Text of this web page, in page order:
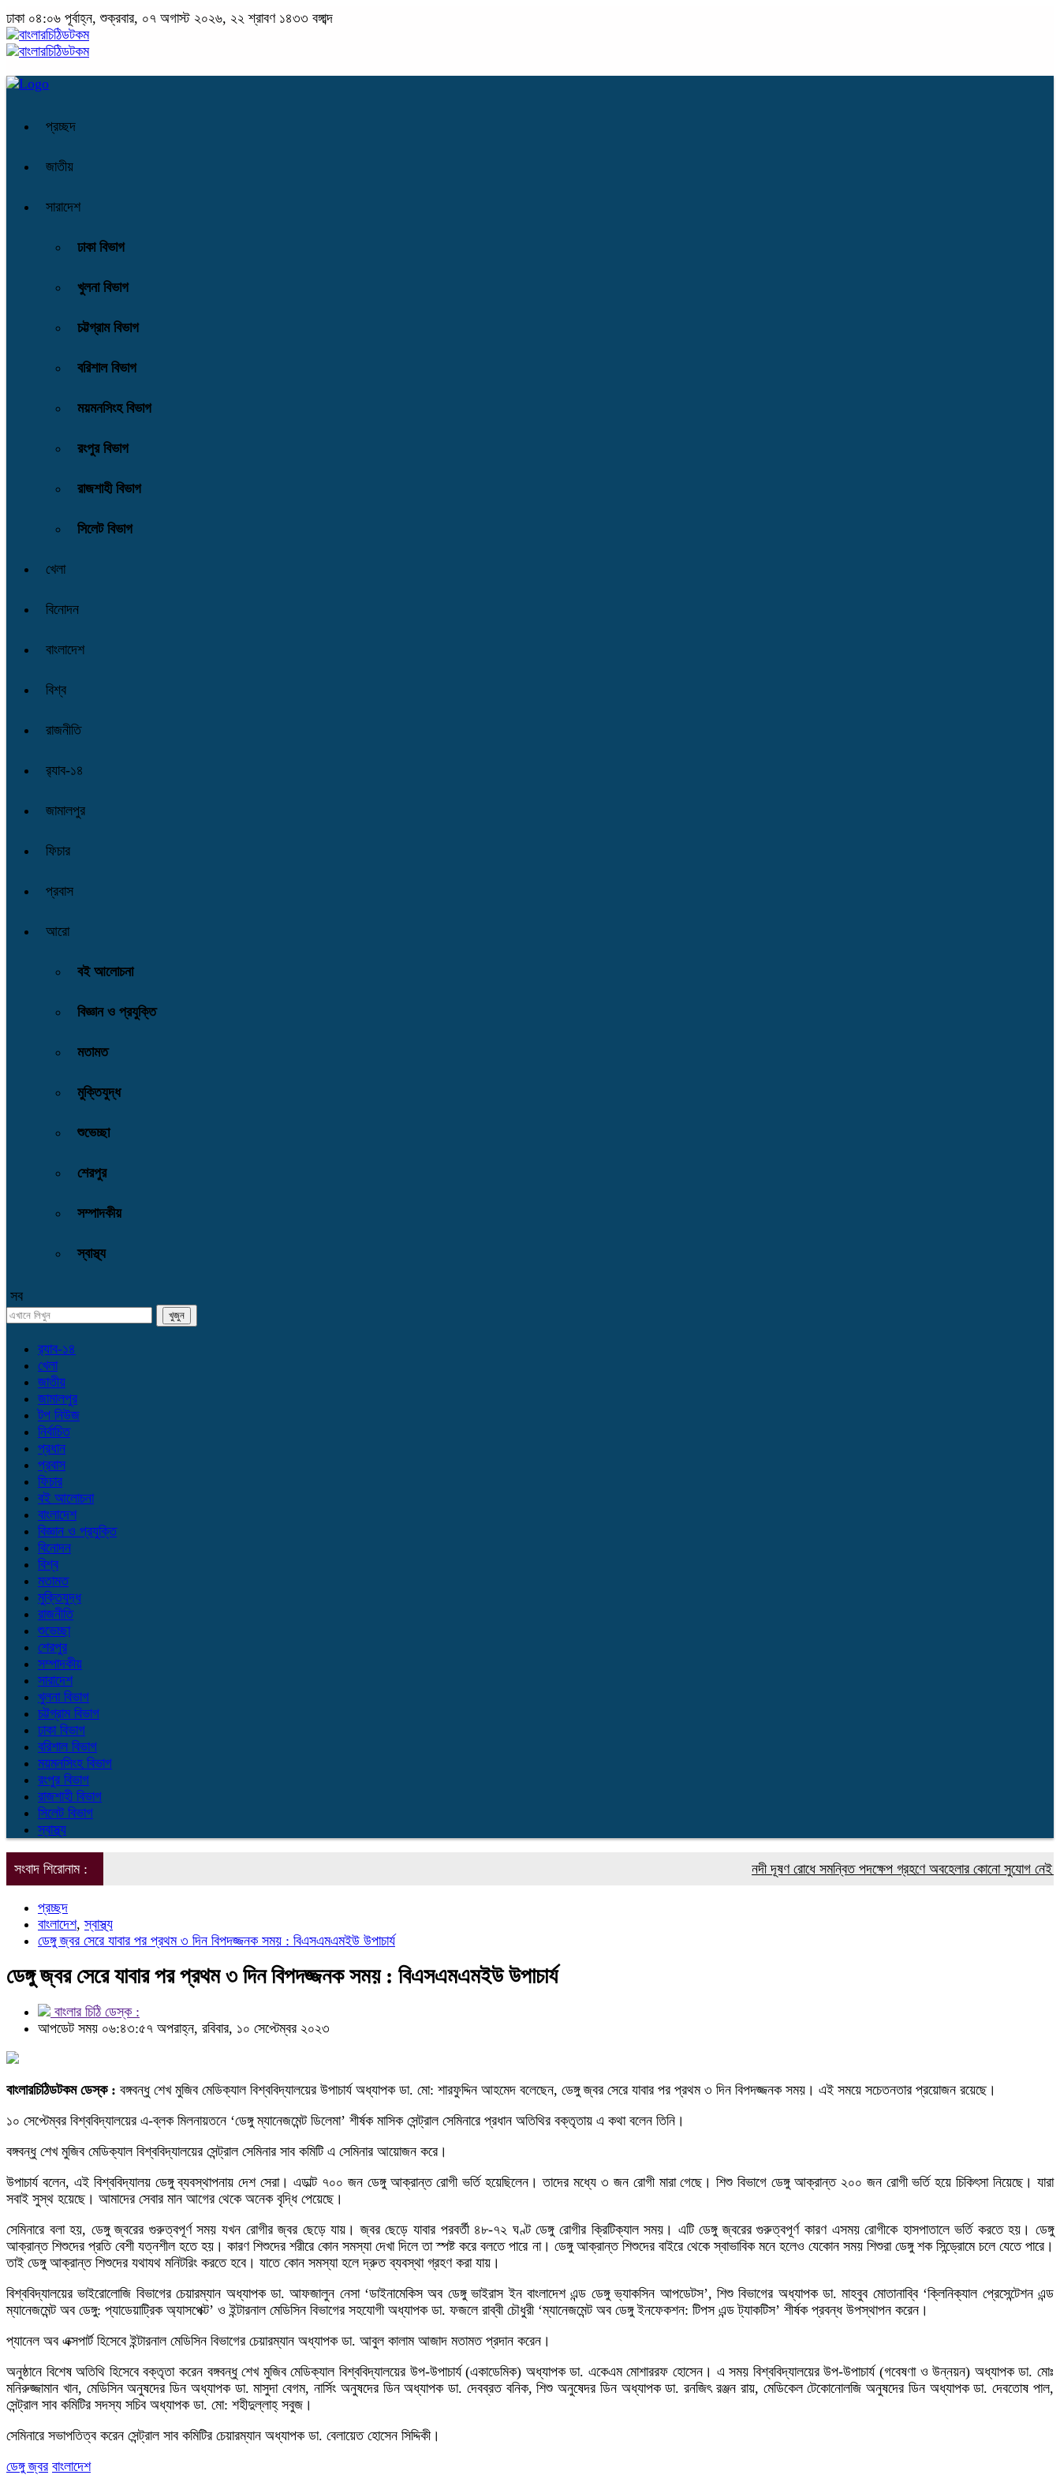
ঢাকা ০৪:০৬ পূর্বাহ্ন, শুক্রবার, ০৭ অগাস্ট ২০২৬, ২২ শ্রাবণ ১৪৩৩ বঙ্গাব্দ
প্রচ্ছদ
জাতীয়
সারাদেশ
ঢাকা বিভাগ
খুলনা বিভাগ
চট্টগ্রাম বিভাগ
বরিশাল বিভাগ
ময়মনসিংহ বিভাগ
রংপুর বিভাগ
রাজশাহী বিভাগ
সিলেট বিভাগ
খেলা
বিনোদন
বাংলাদেশ
বিশ্ব
রাজনীতি
র‌্যাব-১৪
জামালপুর
ফিচার
প্রবাস
আরো
বই আলোচনা
বিজ্ঞান ও প্রযুক্তি
মতামত
মুক্তিযুদ্ধ
শুভেচ্ছা
শেরপুর
সম্পাদকীয়
স্বাস্থ্য
সব
র‌্যাব-১৪
খেলা
জাতীয়
জামালপুর
টপ নিউজ
নির্বাচিত
প্রধান
প্রবাস
ফিচার
বই আলোচনা
বাংলাদেশ
বিজ্ঞান ও প্রযুক্তি
বিনোদন
বিশ্ব
মতামত
মুক্তিযুদ্ধ
রাজনীতি
শুভেচ্ছা
শেরপুর
সম্পাদকীয়
সারাদেশ
খুলনা বিভাগ
চট্টগ্রাম বিভাগ
ঢাকা বিভাগ
বরিশাল বিভাগ
ময়মনসিংহ বিভাগ
রংপুর বিভাগ
রাজশাহী বিভাগ
সিলেট বিভাগ
স্বাস্থ্য
সংবাদ শিরোনাম : নদী দূষণ রোধে সমন্বিত পদক্ষেপ গ্রহণে অবহেলার কোনো সুযোগ নেই :
প্রচ্ছদ
বাংলাদেশ,স্বাস্থ্য
ডেঙ্গু জ্বর সেরে যাবার পর প্রথম ৩ দিন বিপদজ্জনক সময় : বিএসএমএমইউ উপাচার্য
ডেঙ্গু জ্বর সেরে যাবার পর প্রথম ৩ দিন বিপদজ্জনক সময় : বিএসএমএমইউ উপাচার্য
বাংলার চিঠি ডেস্ক :
আপডেট সময় ০৬:৪৩:৫৭ অপরাহ্ন, রবিবার, ১০ সেপ্টেম্বর ২০২৩
বাংলারচিঠিডটকম ডেস্ক : বঙ্গবন্ধু শেখ মুজিব মেডিক্যাল বিশ্ববিদ্যালয়ের উপাচার্য অধ্যাপক ডা. মো: শারফুদ্দিন আহমেদ বলেছেন, ডেঙ্গু জ্বর সেরে যাবার পর প্রথম ৩ দিন বিপদজ্জনক সময়। এই সময়ে সচেতনতার প্রয়োজন রয়েছে।
১০ সেপ্টেম্বর বিশ্ববিদ্যালয়ের এ-ব্লক মিলনায়তনে ‘ডেঙ্গু ম্যানেজমেন্ট ডিলেমা’ শীর্ষক মাসিক সেন্ট্রাল সেমিনারে প্রধান অতিথির বক্তৃতায় এ কথা বলেন তিনি।
বঙ্গবন্ধু শেখ মুজিব মেডিক্যাল বিশ্ববিদ্যালয়ের সেন্ট্রাল সেমিনার সাব কমিটি এ সেমিনার আয়োজন করে।
উপাচার্য বলেন, এই বিশ্ববিদ্যালয় ডেঙ্গু ব্যবস্থাপনায় দেশ সেরা। এডাল্ট ৭০০ জন ডেঙ্গু আক্রান্ত রোগী ভর্তি হয়েছিলেন। তাদের মধ্যে ৩ জন রোগী মারা গেছে। শিশু বিভাগে ডেঙ্গু আক্রান্ত ২০০ জন রোগী ভর্তি হয়ে চিকিৎসা নিয়েছে। যারা
সবাই সুস্থ হয়েছে। আমাদের সেবার মান আগের থেকে অনেক বৃদ্ধি পেয়েছে।
সেমিনারে বলা হয়, ডেঙ্গু জ্বরের গুরুত্বপূর্ণ সময় যখন রোগীর জ্বর ছেড়ে যায়। জ্বর ছেড়ে যাবার পরবর্তী ৪৮-৭২ ঘণ্ট ডেঙ্গু রোগীর ক্রিটিক্যাল সময়। এটি ডেঙ্গু জ্বরের গুরুত্বপূর্ণ কারণ এসময় রোগীকে হাসপাতালে ভর্তি করতে হয়। ডেঙ্গু
আক্রান্ত শিশুদের প্রতি বেশী যত্নশীল হতে হয়। কারণ শিশুদের শরীরে কোন সমস্যা দেখা দিলে তা স্পষ্ট করে বলতে পারে না। ডেঙ্গু আক্রান্ত শিশুদের বাইরে থেকে স্বাভাবিক মনে হলেও যেকোন সময় শিশুরা ডেঙ্গু শক সিন্ড্রোমে চলে যেতে পারে।
তাই ডেঙ্গু আক্রান্ত শিশুদের যথাযথ মনিটরিং করতে হবে। যাতে কোন সমস্যা হলে দ্রুত ব্যবস্থা গ্রহণ করা যায়।
বিশ্ববিদ্যালয়ের ভাইরোলোজি বিভাগের চেয়ারম্যান অধ্যাপক ডা. আফজালুন নেসা ‘ডাইনামেকিস অব ডেঙ্গু ভাইরাস ইন বাংলাদেশ এন্ড ডেঙ্গু ভ্যাকসিন আপডেটস’, শিশু বিভাগের অধ্যাপক ডা. মাহবুব মোতানাব্বি ‘ক্লিনিক্যাল প্রেসেন্টেশন এন্ড
ম্যানেজমেন্ট অব ডেঙ্গু: প্যাডেয়াট্রিক অ্যাসপেক্ট’ ও ইন্টারনাল মেডিসিন বিভাগের সহযোগী অধ্যাপক ডা. ফজলে রাব্বী চৌধুরী ‘ম্যানেজমেন্ট অব ডেঙ্গু ইনফেকশন: টিপস এন্ড ট্যাকটিস’ শীর্ষক প্রবন্ধ উপস্থাপন করেন।
প্যানেল অব এক্সপার্ট হিসেবে ইন্টারনাল মেডিসিন বিভাগের চেয়ারম্যান অধ্যাপক ডা. আবুল কালাম আজাদ মতামত প্রদান করেন।
অনুষ্ঠানে বিশেষ অতিথি হিসেবে বক্তৃতা করেন বঙ্গবন্ধু শেখ মুজিব মেডিক্যাল বিশ্ববিদ্যালয়ের উপ-উপাচার্য (একাডেমিক) অধ্যাপক ডা. একেএম মোশাররফ হোসেন। এ সময় বিশ্ববিদ্যালয়ের উপ-উপাচার্য (গবেষণা ও উন্নয়ন) অধ্যাপক ডা. মোঃ
মনিরুজ্জামান খান, মেডিসিন অনুষদের ডিন অধ্যাপক ডা. মাসুদা বেগম, নার্সিং অনুষদের ডিন অধ্যাপক ডা. দেবব্রত বনিক, শিশু অনুষেদর ডিন অধ্যাপক ডা. রনজিৎ রঞ্জন রায়, মেডিকেল টেকোনোলজি অনুষদের ডিন অধ্যাপক ডা. দেবতোষ পাল,
সেন্ট্রাল সাব কমিটির সদস্য সচিব অধ্যাপক ডা. মো: শহীদুল্লাহ্ সবুজ।
সেমিনারে সভাপতিত্ব করেন সেন্ট্রাল সাব কমিটির চেয়ারম্যান অধ্যাপক ডা. বেলায়েত হোসেন সিদ্দিকী।
ডেঙ্গু জ্বর বাংলাদেশ